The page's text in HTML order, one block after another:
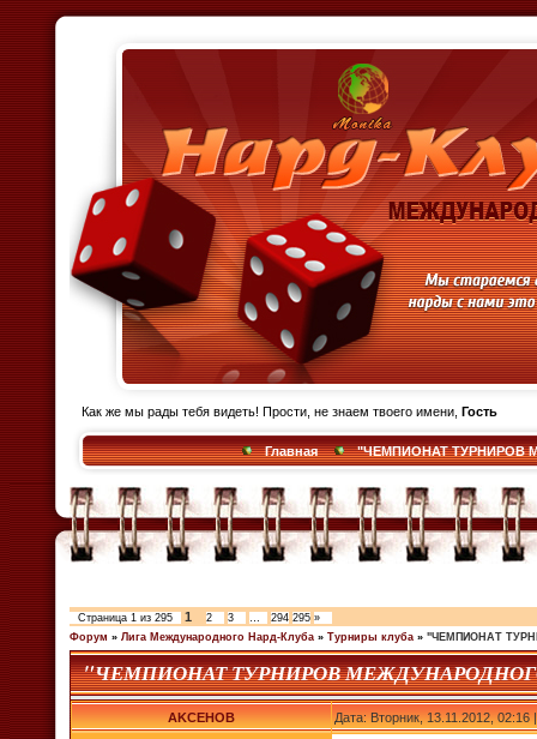
Как же мы рады тебя видеть! Прости, не знаем твоего имени, Гость
Главная "ЧЕМПИОНАТ ТУРНИРОВ
Страница 1 из 295 1 2 3 … 294 295 »
Форум » Лига Международного Нард-Клуба » Турниры клуба » "ЧЕМПИОНАТ
"ЧЕМПИОНАТ ТУРНИРОВ
AKCEHOB Дата: Вторник, 13.11.2012,